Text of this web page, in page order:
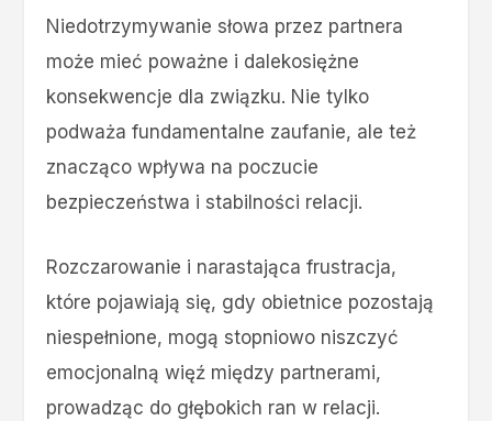
Niedotrzymywanie słowa przez partnera
może mieć poważne i dalekosiężne
konsekwencje dla związku. Nie tylko
podważa fundamentalne zaufanie, ale też
znacząco wpływa na poczucie
bezpieczeństwa i stabilności relacji.
Rozczarowanie i narastająca frustracja,
które pojawiają się, gdy obietnice pozostają
niespełnione, mogą stopniowo niszczyć
emocjonalną więź między partnerami,
prowadząc do głębokich ran w relacji.